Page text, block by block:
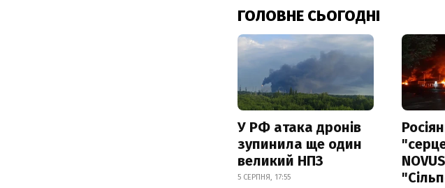
ГОЛОВНЕ СЬОГОДНІ
У РФ атака дронів
зупинила ще один
великий НПЗ
5 СЕРПНЯ, 17:55